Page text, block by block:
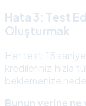
Hata 3: Test
Oluşturmak
Her testi 15
kredilerinizi hızla
beklemenize
Bunun yerine ne